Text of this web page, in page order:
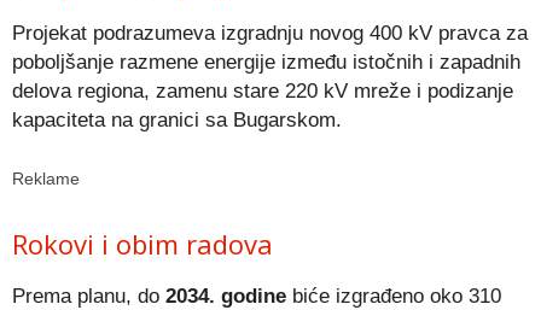
Projekat podrazumeva izgradnju novog 400 kV pravca za
poboljšanje razmene energije između istočnih i zapadnih
delova regiona, zamenu stare 220 kV mreže i podizanje
kapaciteta na granici sa Bugarskom.
Reklame
Rokovi i obim radova
Prema planu, do 2034. godine biće izgrađeno oko 310